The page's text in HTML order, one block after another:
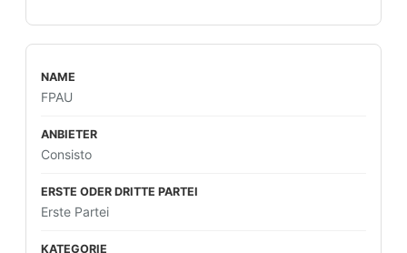
FPAU
Consisto
Erste Partei